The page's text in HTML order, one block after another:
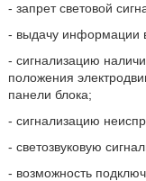
- запрет световой
- выдачу информации
- сигнализацию
положения
панели блока;
- сигнализацию
- светозвуковую
- возможность